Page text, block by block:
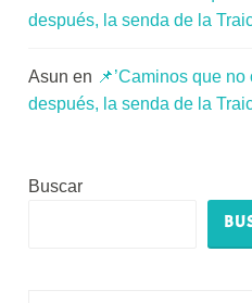
después, la senda de la
Asun en 📌’Caminos que
después, la senda de la
Buscar